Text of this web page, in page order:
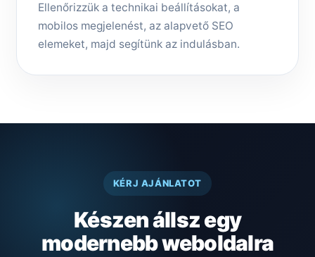
Ellenőrizzük a technikai beállításokat, a
mobilos megjelenést, az alapvető SEO
elemeket, majd segítünk az indulásban.
KÉRJ AJÁNLATOT
Készen állsz egy
modernebb weboldalra